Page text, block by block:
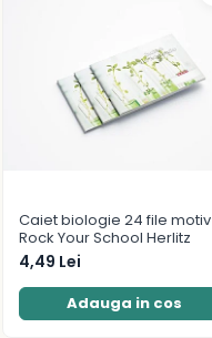
Caiet biologie 24 file motiv
Rock Your School Herlitz
4,49 Lei
Adauga in cos